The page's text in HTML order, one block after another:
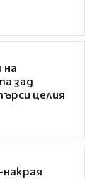
на
зад
целия
накрая